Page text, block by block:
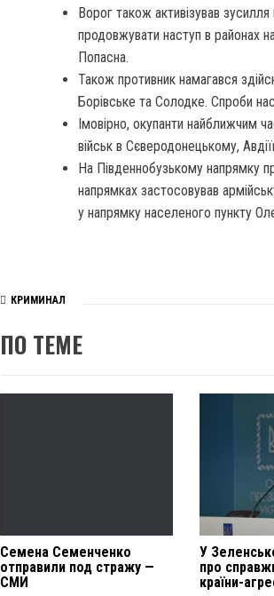
Ворог також активізував
продовжувати наступ в районах
Попасна.
Також противник намагався
Борівське та Солодке. Спроби
Імовірно, окупанти найближчим
військ в Сєверодонецькому,
На Південнобузькому напрямку
напрямках застосовував
у напрямку населеного пункту
КРИМИНАЛ
ПО ТЕМЕ
Семена Семенченко
отправили под стражу —
СМИ
У
про
країни-